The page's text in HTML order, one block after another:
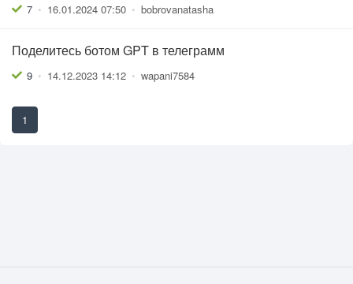
7 • 16.01.2024 07:50 • bobrovanatasha
Поделитесь ботом GPT в телеграмм
9 • 14.12.2023 14:12 • wapani7584
1